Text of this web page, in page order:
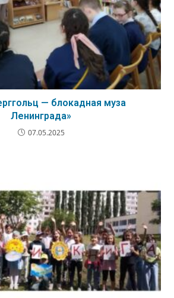
— блокадная муза
Ленинграда»
07.05.2025